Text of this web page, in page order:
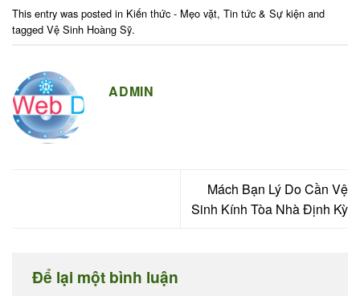
This entry was posted in Kiến thức - Mẹo vặt, Tin tức & Sự kiện and
tagged Vệ Sinh Hoàng Sỹ.
ADMIN
Mách Bạn Lý Do Cần Vệ
Sinh Kính Tòa Nhà Định Kỳ
Để lại một bình luận